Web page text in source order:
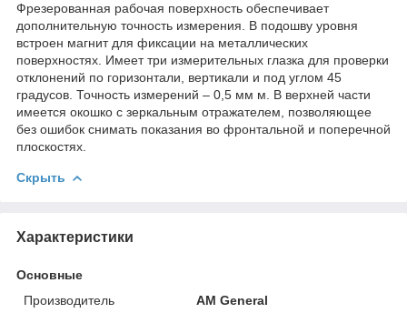
Фрезерованная рабочая поверхность обеспечивает
дополнительную точность измерения. В подошву уровня
встроен магнит для фиксации на металлических
поверхностях. Имеет три измерительных глазка для проверки
отклонений по горизонтали, вертикали и под углом 45
градусов. Точность измерений – 0,5 мм м. В верхней части
имеется окошко с зеркальным отражателем, позволяющее
без ошибок снимать показания во фронтальной и поперечной
плоскостях.
Скрыть
Характеристики
Основные
Производитель
AM General